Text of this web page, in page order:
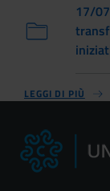
17/
LEGGI DI PIÙ